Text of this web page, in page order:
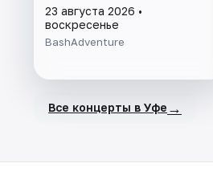
23 августа 2026 •
воскресенье
BashAdventure
Все концерты в Уфе →